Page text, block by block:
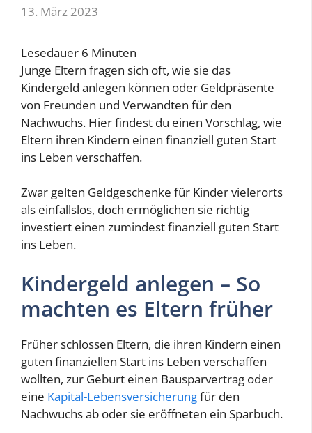
13. März 2023
Lesedauer 6 Minuten
Junge Eltern fragen sich oft, wie sie das
Kindergeld anlegen können oder Geldpräsente
von Freunden und Verwandten für den
Nachwuchs. Hier findest du einen Vorschlag, wie
Eltern ihren Kindern einen finanziell guten Start
ins Leben verschaffen.
Zwar gelten Geldgeschenke für Kinder vielerorts
als einfallslos, doch ermöglichen sie richtig
investiert einen zumindest finanziell guten Start
ins Leben.
Kindergeld anlegen – So
machten es Eltern früher
Früher schlossen Eltern, die ihren Kindern einen
guten finanziellen Start ins Leben verschaffen
wollten, zur Geburt einen Bausparvertrag oder
eine Kapital-Lebensversicherungfür den
Nachwuchs ab oder sie eröffneten ein Sparbuch.